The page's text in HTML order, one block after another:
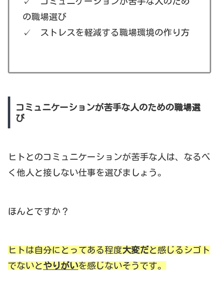
の職場選び
✓ ストレスを軽減する職場環境の作り方
コミュニケーションが苦手な人のための職場選
び
ヒトとのコミュニケーションが苦手な人は、なるべ
く他人と接しない仕事を選びましょう。
ほんとですか？
ヒトは自分にとってある程度大変だと感じるシゴト
でないとやりがいを感じないそうです。